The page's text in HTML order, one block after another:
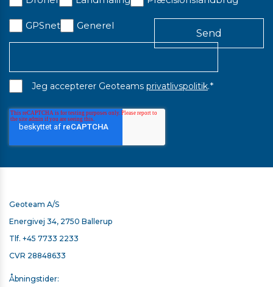
GPSnet Generel
Jeg accepterer Geoteams privatlivspolitik.*
Geoteam A/S
Energivej 34, 2750 Ballerup
Tlf. +45 7733 2233
CVR 28848633
Åbningstider: